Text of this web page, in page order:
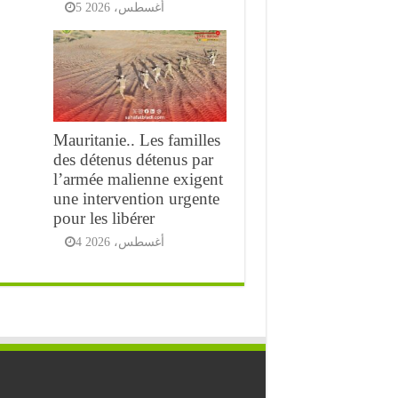
5 أغسطس، 2026
Mauritanie.. Les familles
des détenus détenus par
l’armée malienne exigent
une intervention urgente
pour les libérer
4 أغسطس، 2026